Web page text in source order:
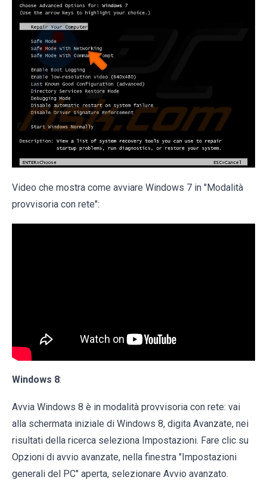
Video che mostra come avviare Windows 7 in "Modalità
provvisoria con rete":
Windows 8:
Avvia Windows 8 è in modalità provvisoria con rete: vai
alla schermata iniziale di Windows 8, digita Avanzate, nei
risultati della ricerca seleziona Impostazioni. Fare clic su
Opzioni di avvio avanzate, nella finestra "Impostazioni
generali del PC" aperta, selezionare Avvio avanzato.